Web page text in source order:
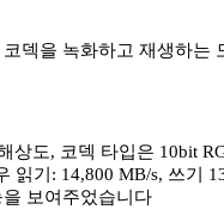
덱을 녹화하고 재생하는
상도, 코덱 타입은 10bit
읽기: 14,800 MB/s, 쓰기
보여주었습니다